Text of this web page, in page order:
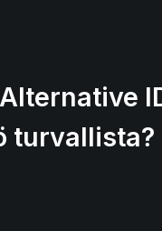
turvallista?